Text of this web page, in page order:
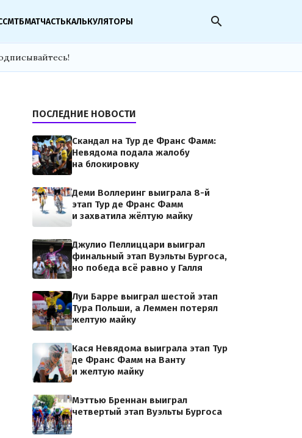
МТБМАТЧАСТЬКАЛЬКУЛЯТОРЫ search
ПОСЛЕДНИЕ НОВОСТИ
Скандал на Тур де Франс Фамм:
Невядома подала жалобу
на блокировку
Деми Воллеринг выиграла 8-й
этап Тур де Франс Фамм
и захватила жёлтую майку
Джулио Пеллиццари выиграл
финальный этап Вуэльты Бургоса,
но победа всё равно у Галля
Луи Барре выиграл шестой этап
Тура Польши, а Леммен потерял
желтую майку
Кася Невядома выиграла этап Тур
де Франс Фамм на Ванту
и желтую майку
Мэттью Бреннан выиграл
четвертый этап Вуэльты Бургоса